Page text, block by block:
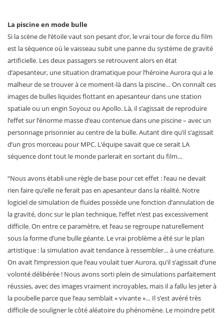
La piscine en mode bulle
Si la scène de l’étoile vaut son pesant d’or, le vrai tour de force du film
est la séquence où le vaisseau subit une panne du système de gravité
artificielle. Les deux passagers se retrouvent alors en état
d’apesanteur, une situation dramatique pour l’héroïne Aurora qui a le
malheur de se trouver à ce moment-là dans la piscine… On connaît ces
images de bulles liquides flottant en apesanteur dans une station
spatiale ou un engin Soyouz ou Apollo. Là, il s’agissait de reproduire
l’effet sur l’énorme masse d’eau contenue dans une piscine – avec un
personnage prisonnier au centre de la bulle. Autant dire qu’il s’agissait
d’un gros morceau pour MPC. L’équipe savait que ce serait LA
séquence dont tout le monde parlerait en sortant du film…
“Nous avons établi une règle de base pour cet effet : l’eau ne devait
rien faire qu’elle ne ferait pas en apesanteur dans la réalité. Notre
logiciel de simulation de fluides possède une fonction d’annulation de
la gravité, donc sur le plan technique, l’effet n’est pas excessivement
difficile. On entre ce paramètre, et l’eau se regroupe naturellement
sous la forme d’une bulle géante. Le vrai problème a été sur le plan
artistique : la simulation avait tendance à ressembler… à une créature.
On avait l’impression que l’eau voulait tuer Aurora, qu’il s’agissait d’une
volonté délibérée ! Nous avons sorti plein de simulations parfaitement
réussies, avec des images vraiment incroyables, mais il a fallu les jeter à
la poubelle parce que l’eau semblait « vivante »… Il s’est avéré très
difficile de souligner le côté aléatoire du phénomène. Le moindre petit